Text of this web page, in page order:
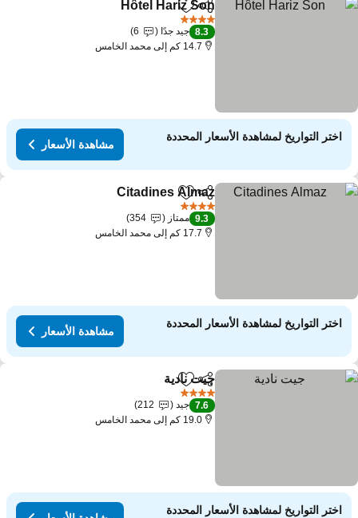
مشاركةAdd to favorites
Hôtel Hariz Son
8.3 جيد جدًا
6
14.7 كم إلى محمد الخامس
اختر التواريخ لمشاهدة الأسعار المحددة
مشاهدة الأسعار
مشاركةAdd to favorites
Citadines Almaz
9.3 ممتاز
354
17.7 كم إلى محمد الخامس
اختر التواريخ لمشاهدة الأسعار المحددة
مشاهدة الأسعار
مشاركةAdd to favorites
جيت نادية
7.6 جيد
212
19.0 كم إلى محمد الخامس
اختر التواريخ لمشاهدة الأسعار المحددة